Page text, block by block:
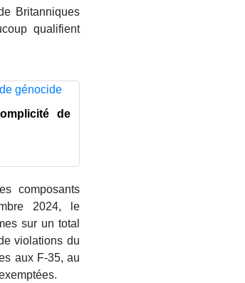
Britanniques
qualifient
de
composants
2024, le
sur un total
violations du
aux F-35, au